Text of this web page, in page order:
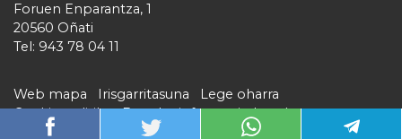
Foruen Enparantza, 1
20560 Oñati
Tel: 943 78 04 11
Web mapa Irisgarritasuna
Lege oharra
Cookie politika
Barruko informazio kanala